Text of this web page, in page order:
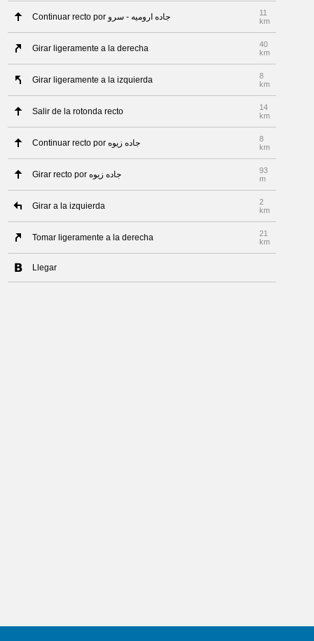
Continuar recto por جاده ارومیه - سرو
11
km
Girar ligeramente a la derecha
40
km
Girar ligeramente a la izquierda
8
km
Salir de la rotonda recto
14
km
Continuar recto por جاده زیوه
8
km
Girar recto por جاده زیوه
93
m
Girar a la izquierda
2
km
Tomar ligeramente a la derecha
21
km
Llegar